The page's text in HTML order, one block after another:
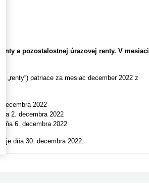
1. 8.
8. 2026
a pozostalostnej úrazovej renty. V mesiaci
patriace za mesiac december 2022 z
2022
2. decembra 2022
6. decembra 2022
dňa 30. decembra 2022.